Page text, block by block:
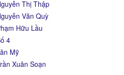
Thị Thập
Văn Quỳ
Hữu Lầu
4
Mỹ
Xuân Soạn